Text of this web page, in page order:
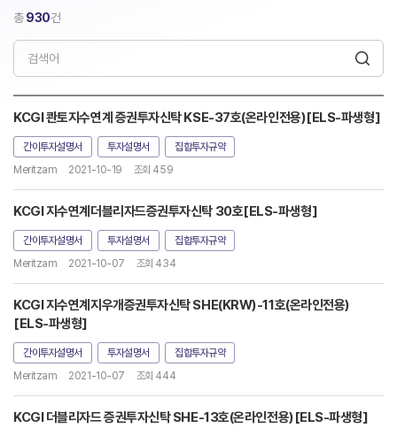
총930건
KCGI 콴토지수연계 증권투자신탁 KSE-37호(온라인전용)[ELS-파생형]
간이투자설명서 투자설명서
집합투자규약
Meritzam
2021-10-19 조회 459
KCGI 지수연계더블리자드증권투자신탁 30호[ELS-파생형]
간이투자설명서 투자설명서
집합투자규약
Meritzam
2021-10-07 조회 434
KCGI 지수연계지우개증권투자신탁 SHE(KRW)-11호(온라인전용)
[ELS-파생형]
간이투자설명서 투자설명서
집합투자규약
Meritzam
2021-10-07 조회 444
KCGI 더블리자드 증권투자신탁 SHE-13호(온라인전용)[ELS-파생형]